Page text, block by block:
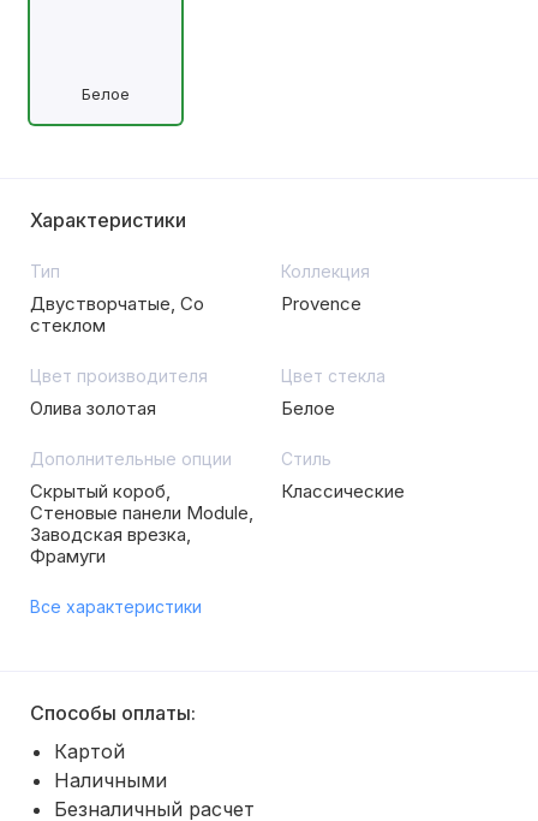
Белое
Характеристики
Тип
Двустворчатые, Со
стеклом
Коллекция
Provence
Цвет производителя
Олива золотая
Цвет стекла
Белое
Дополнительные опции
Скрытый короб,
Стеновые панели Module,
Заводская врезка,
Фрамуги
Стиль
Классические
Все характеристики
Способы оплаты:
Картой
Наличными
Безналичный расчет